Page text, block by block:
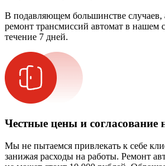
В подавляющем большинстве случаев,
ремонт трансмиссий автомат в нашем
течение 7 дней.
Честные цены и согласование
Мы не пытаемся привлекать к себе
занижая расходы на работы. Ремонт